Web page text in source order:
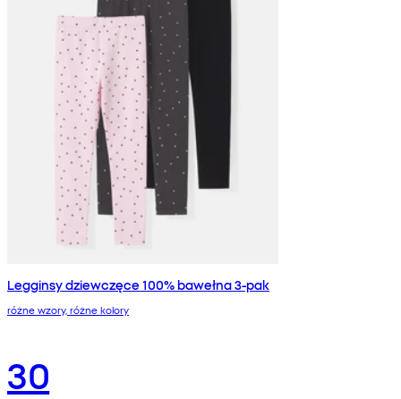
Legginsy dziewczęce 100% bawełna 3-pak
różne wzory, różne kolory
30